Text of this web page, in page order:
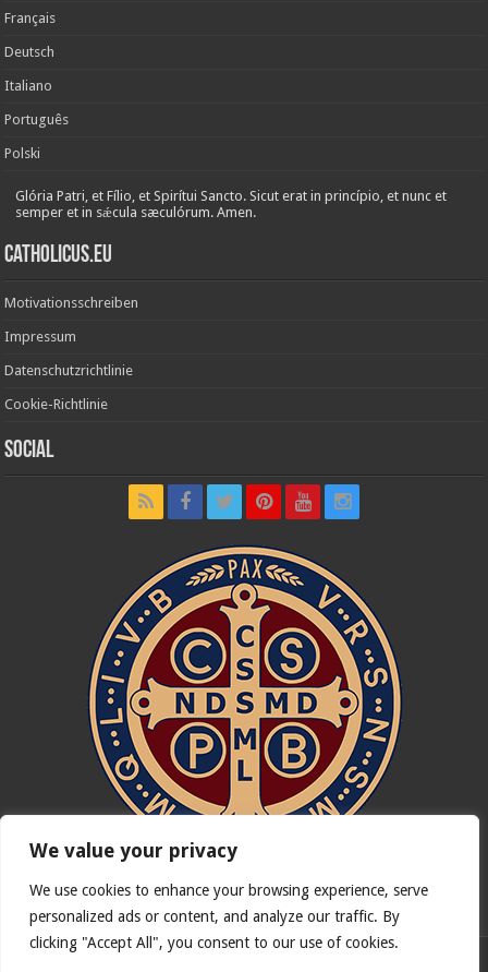
We value your privacy
We use cookies to enhance your browsing experience, serve
personalized ads or content, and analyze our traffic. By
clicking "Accept All", you consent to our use of cookies.
Français
Deutsch
Italiano
Português
Polski
Glória Patri, et Fílio, et Spirítui Sancto. Sicut erat in princípio, et nunc et
semper et in sǽcula sæculórum. Amen.
Catholicus.eu
Motivationsschreiben
Impressum
Datenschutzrichtlinie
Cookie-Richtlinie
Social
In nómine Patris, et Fílii, et Spíritus Sancti. Amen.